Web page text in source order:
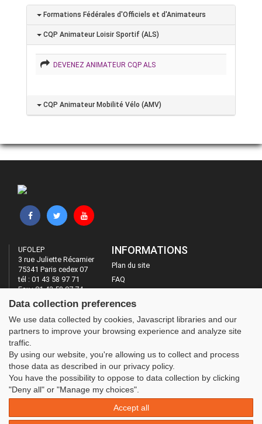
Formations Fédérales d'Officiels et d'Animateurs
CQP Animateur Loisir Sportif (ALS)
DEVENEZ ANIMATEUR CQP ALS
CQP Animateur Mobilité Vélo (AMV)
UFOLEP
3 rue Juliette Récamier
75341 Paris cedex 07
tél : 01 43 58 97 71
Fax : 01 43 58 97 74
INFORMATIONS
Plan du site
FAQ
Administration
LES SITES DE L'UFOLEP
Guide Asso
Communication Asso
Inscriptions évènements
Data collection preferences
We use data collected by cookies, Javascript libraries and our
partners to improve your browsing experience and analyze site
traffic.
By using our website, you're allowing us to collect and process
those data as described in our privacy policy.
You have the possibility to oppose to data collection by clicking
"Deny all" or "Manage my choices".
Accept all